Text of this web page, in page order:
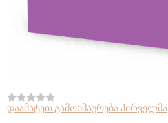
დაამატეთ გამოხმაურება პირველმა